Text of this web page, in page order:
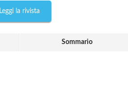
Leggi la rivista
Sommario